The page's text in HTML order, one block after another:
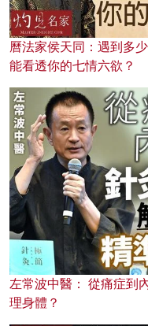
曆法家侯天同：遇到多
能看透你的七情六欲？
左常波中醫： 從痛症到
理身體？